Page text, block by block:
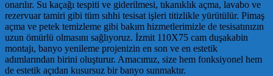
onarılır. Su kaçağı tespiti ve giderilmesi, tıkanıklık açma, lavabo ve
rezervuar tamiri gibi tüm sıhhi tesisat işleri titizlikle yürütülür. Pimaş
açma ve petek temizleme gibi bakım hizmetlerimizle de tesisatınızın
uzun ömürlü olmasını sağlıyoruz. İzmit 110X75 cam duşakabin
montajı, banyo yenileme projenizin en son ve en estetik
adımlarından birini oluşturur. Amacımız, size hem fonksiyonel hem
de estetik açıdan kusursuz bir banyo sunmaktır.